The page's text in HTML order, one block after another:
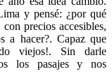
y pensé: ¿por qué
precios accesibles,
a hacer?. Capaz que
viejos!. Sin darle
los pasajes y nos